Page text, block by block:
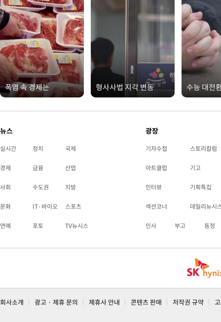
폭염 속 경제는 형사사법 지각 변동 수능 대전
뉴스
실시간 정치 국제
경제 금융 산업
사회 수도권 지방
문화 IT·바이오 스포츠
연예 포토 TV뉴시스
광장
기자수첩 스토리칼럼
아트클럽 기고
인터뷰 기획특집
섹션코너 데일리뉴시
인사 부고 동정
회사소개 광고 · 제휴 문의 제휴사 안내 콘텐츠 판매 저작권 규약